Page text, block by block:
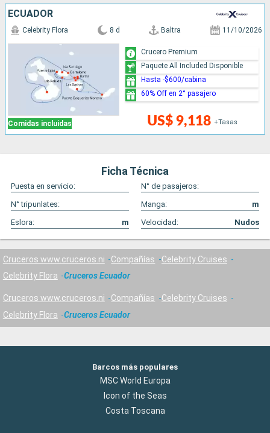
ECUADOR
Comidas incluidas
Celebrity Flora 8 d Baltra 11/10/2026
US$ 9,118 +Tasas
Crucero Premium
Paquete All Included Disponible
Hasta -$600/cabina
60% Off en 2° pasajero
Ficha Técnica
Puesta en servicio:
N° de pasajeros:
N° tripunlates:
Manga:
m
Eslora:
m Velocidad: Nudos
Cruceros www.cruceros.ni Compañías
Celebrity Cruises
Celebrity Flora
Cruceros Ecuador
Cruceros www.cruceros.ni Compañías
Celebrity Cruises
Celebrity Flora
Cruceros Ecuador
Barcos más populares
MSC World Europa
Icon of the Seas
Costa Toscana